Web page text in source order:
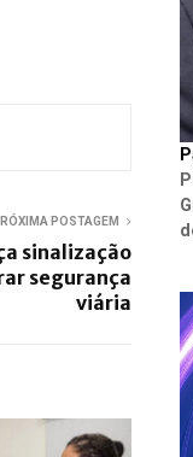
POSTAGEM
sinalização
segurança
viária